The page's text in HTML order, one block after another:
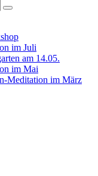
im Juli
am 14.05.
im Mai
Meditation im März